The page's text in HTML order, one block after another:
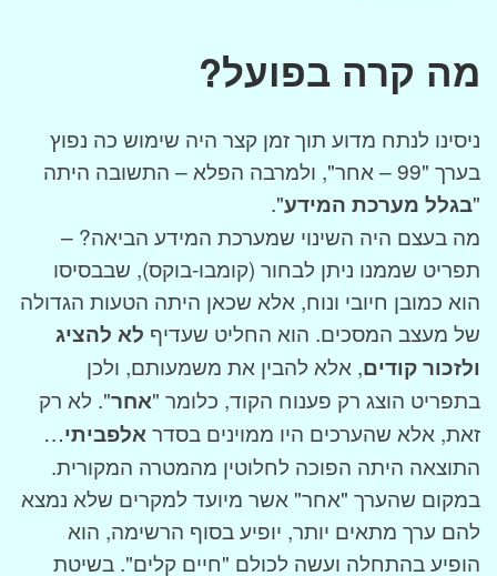
מה קרה בפועל?
ניסינו לנתח מדוע תוך זמן קצר היה שימוש כה נפוץ
בערך "99 – אחר", ולמרבה הפלא – התשובה היתה
"בגלל מערכת המידע".
מה בעצם היה השינוי שמערכת המידע הביאה? –
תפריט שממנו ניתן לבחור (קומבו-בוקס), שבבסיסו
הוא כמובן חיובי ונוח, אלא שכאן היתה הטעות הגדולה
של מעצב המסכים. הוא החליט שעדיף לא להציג
ולזכור קודים, אלא להבין את משמעותם, ולכן
בתפריט הוצג רק פענוח הקוד, כלומר "אחר". לא רק
זאת, אלא שהערכים היו ממוינים בסדראלפביתי…
התוצאה היתה הפוכה לחלוטין מהמטרה המקורית.
במקום שהערך "אחר" אשר מיועד למקרים שלא נמצא
להם ערך מתאים יותר, יופיע בסוף הרשימה, הוא
הופיע בהתחלה ועשה לכולם "חיים קלים". בשיטת